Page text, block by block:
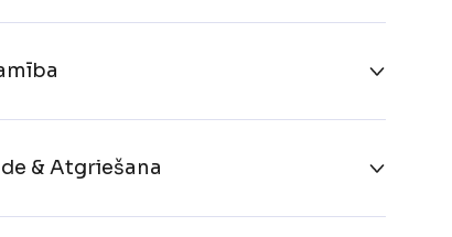
& Atgriešana